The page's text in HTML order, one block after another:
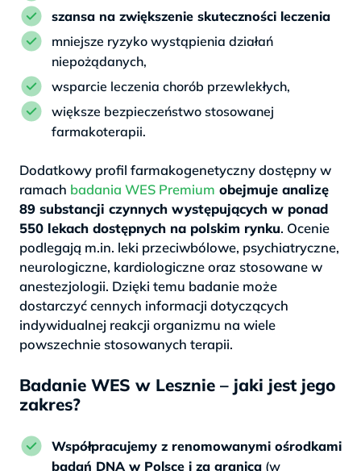
szansa na zwiększenie skuteczności leczenia
mniejsze ryzyko wystąpienia działań
niepożądanych,
wsparcie leczenia chorób przewlekłych,
większe bezpieczeństwo stosowanej
farmakoterapii.
Dodatkowy profil farmakogenetyczny dostępny w
ramach badania WES Premium obejmuje analizę
89 substancji czynnych występujących w ponad
550 lekach dostępnych na polskim rynku. Ocenie
podlegają m.in. leki przeciwbólowe, psychiatryczne,
neurologiczne, kardiologiczne oraz stosowane w
anestezjologii. Dzięki temu badanie może
dostarczyć cennych informacji dotyczących
indywidualnej reakcji organizmu na wiele
powszechnie stosowanych terapii.
Badanie WES w Lesznie – jaki jest jego
zakres?
Współpracujemy z renomowanymi ośrodkami
badań DNA w Polsce i za granicą (w